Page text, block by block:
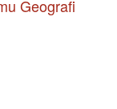
Geografi